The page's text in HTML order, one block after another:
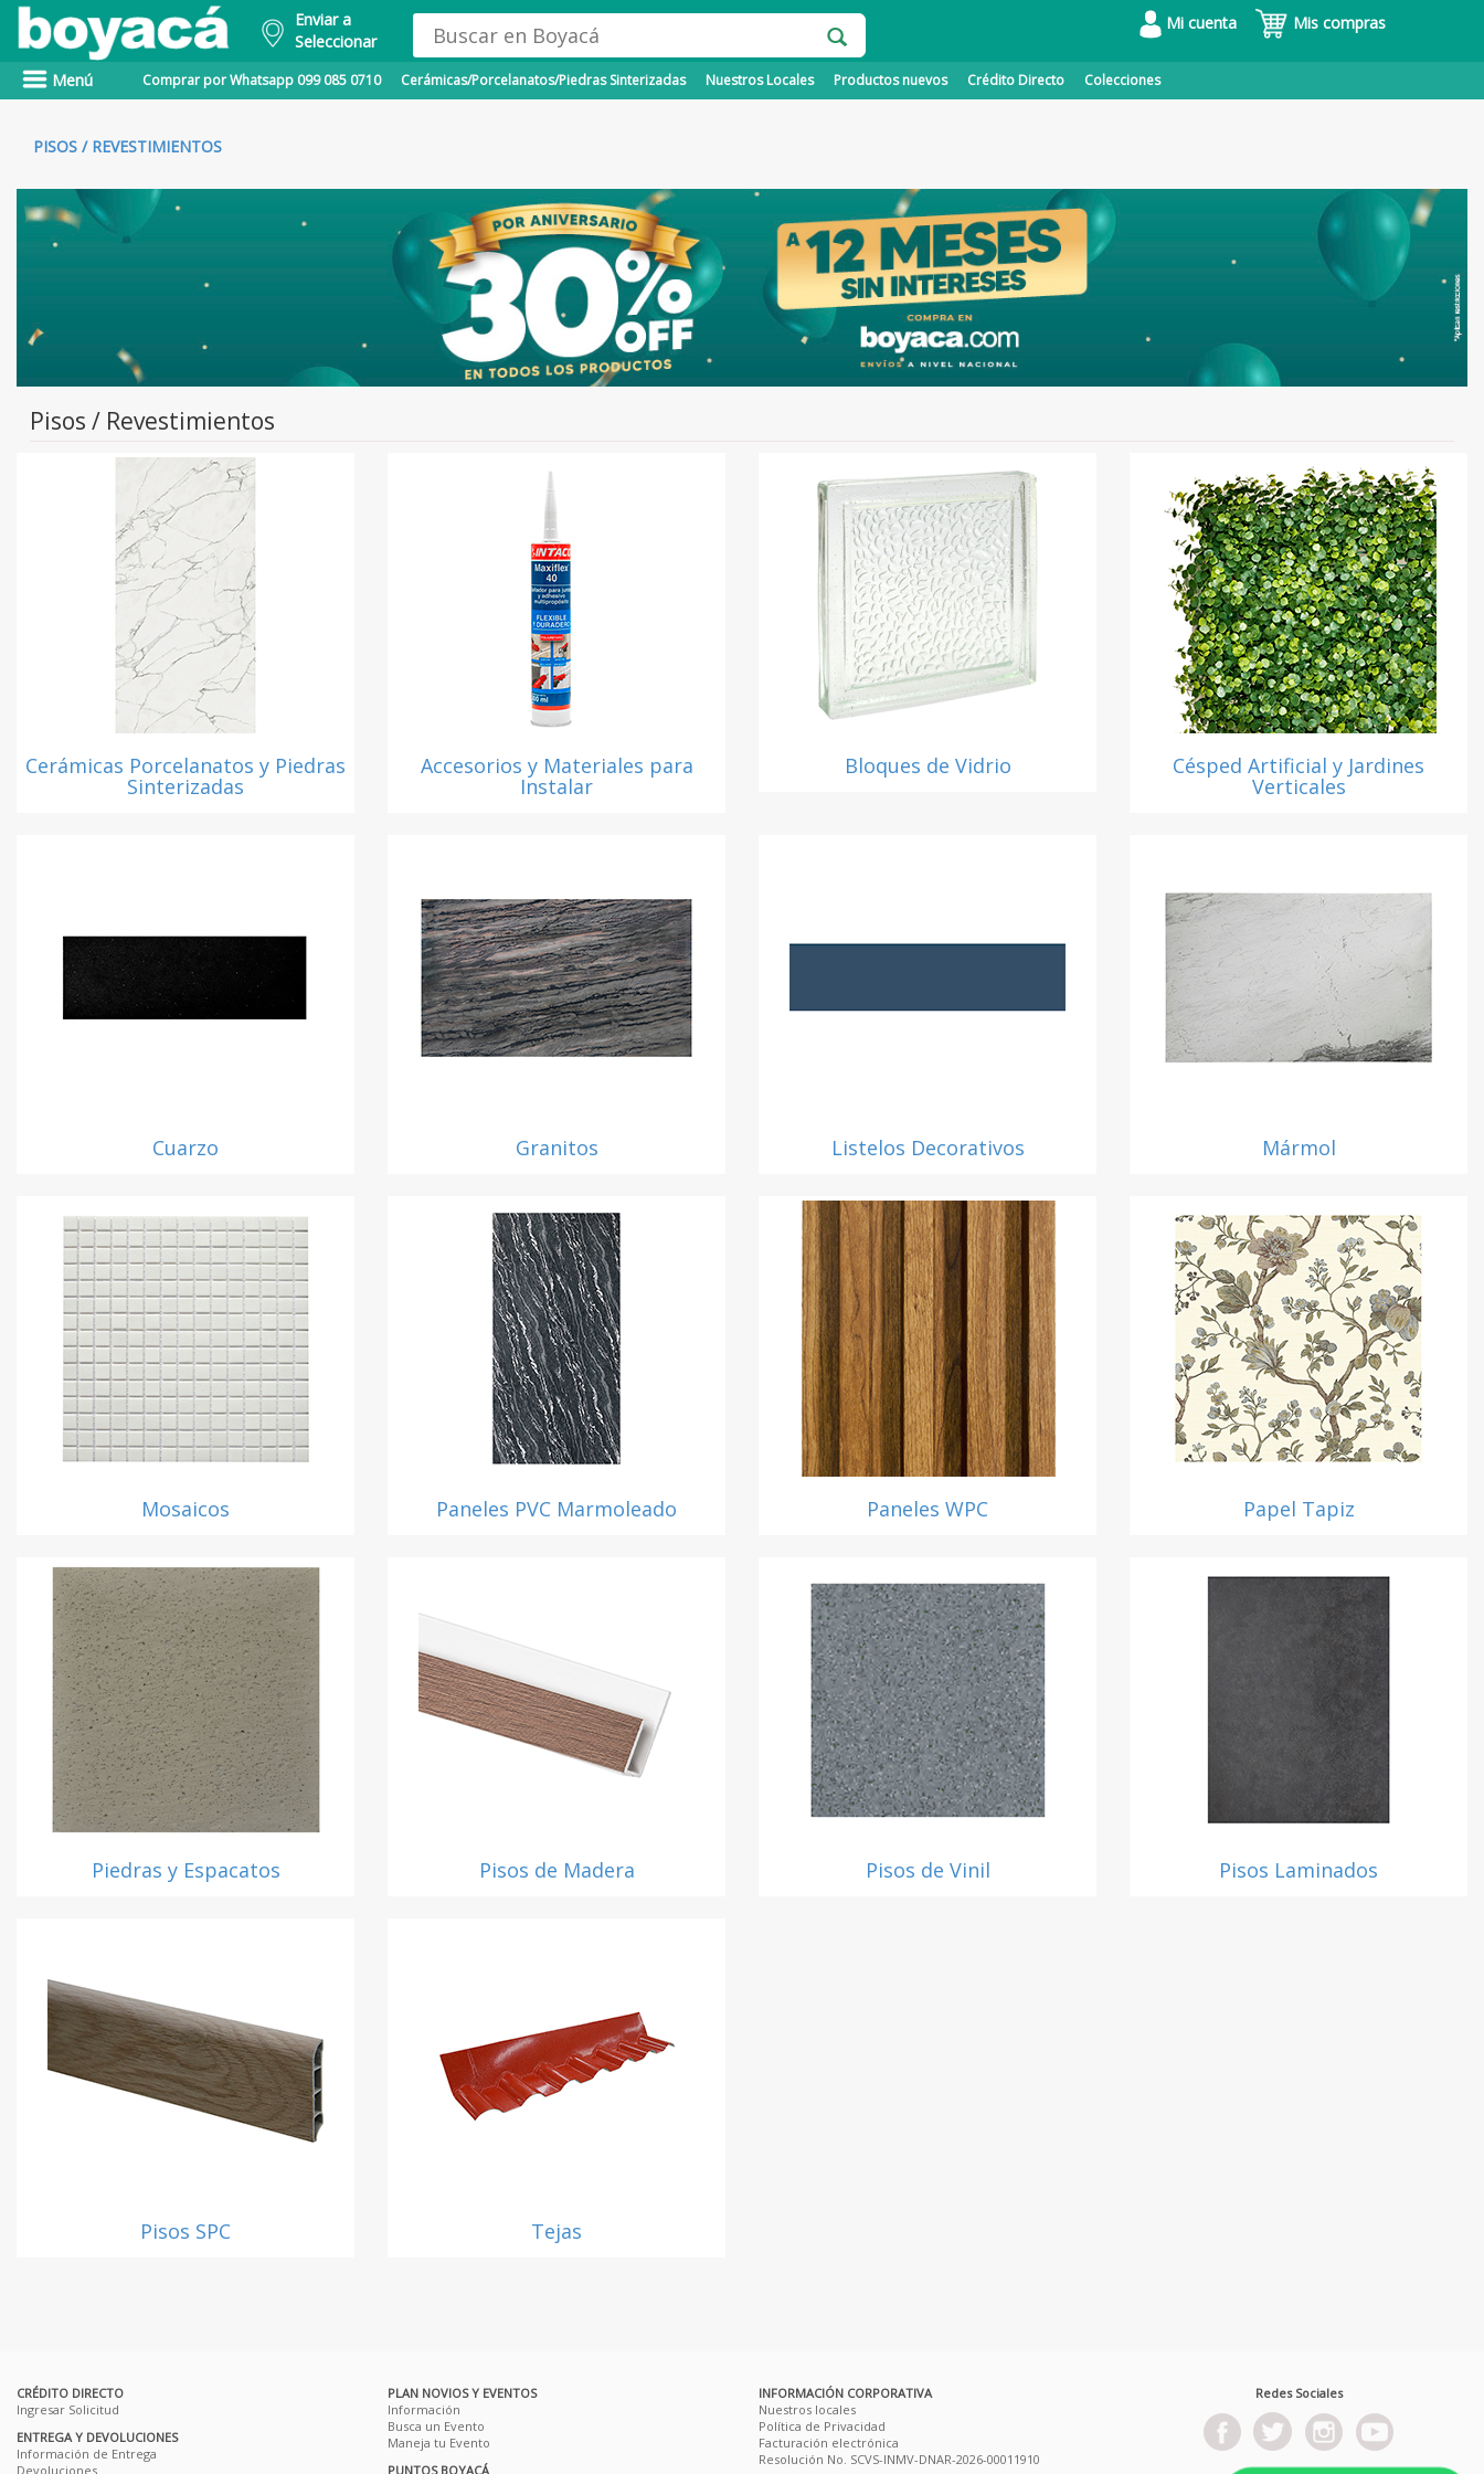
Enviar a
Seleccionar
Mi cuenta Mis compras
Menú Comprar por Whatsapp 099 085 0710 Cerámicas/Porcelanatos/Piedras Sinterizadas Nuestros Locales Productos nuevos Crédito Directo Colecciones
PISOS / REVESTIMIENTOS
Pisos / Revestimientos
Cerámicas Porcelanatos y Piedras
Sinterizadas
Accesorios y Materiales para
Instalar
Bloques de Vidrio Césped Artificial y Jardines
Verticales
Cuarzo Granitos Listelos Decorativos Mármol
Mosaicos Paneles PVC Marmoleado Paneles WPC Papel Tapiz
Piedras y Espacatos Pisos de Madera Pisos de Vinil Pisos Laminados
Pisos SPC Tejas
CRÉDITO DIRECTO
Ingresar Solicitud
ENTREGA Y DEVOLUCIONES
Información de Entrega
Devoluciones
PLAN NOVIOS Y EVENTOS
Información
Busca un Evento
Maneja tu Evento
PUNTOS BOYACÁ
INFORMACIÓN CORPORATIVA
Nuestros locales
Política de Privacidad
Facturación electrónica
Resolución No. SCVS-INMV-DNAR-2026-00011910
Redes Sociales